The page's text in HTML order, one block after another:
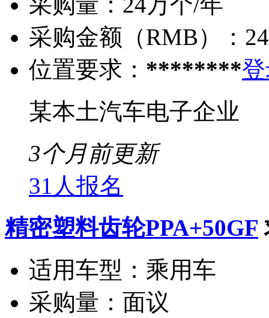
采购金额（RMB）：
位置要求： ********
某本土汽车电子企业
3个月前更新
31人报名
精密塑料齿轮PPA+50GF
适用车型： 乘用车
采购量： 面议